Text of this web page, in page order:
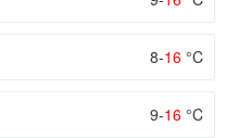
8-16 °C
9-16 °C